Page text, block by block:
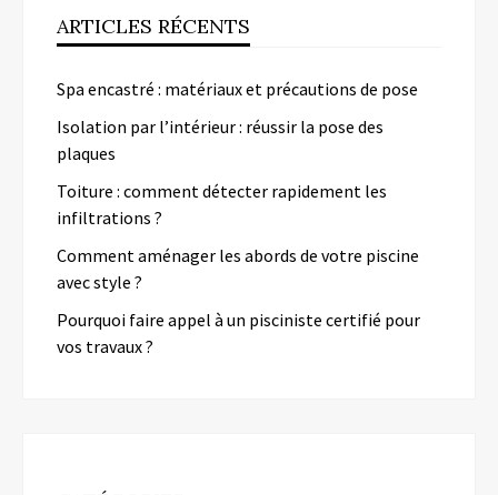
ARTICLES RÉCENTS
Spa encastré : matériaux et précautions de pose
Isolation par l’intérieur : réussir la pose des
plaques
Toiture : comment détecter rapidement les
infiltrations ?
Comment aménager les abords de votre piscine
avec style ?
Pourquoi faire appel à un pisciniste certifié pour
vos travaux ?